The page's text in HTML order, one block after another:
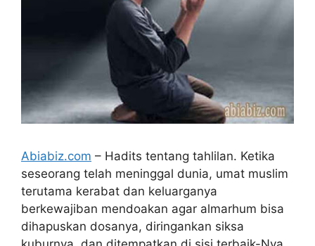
Abiabiz.com – Hadits tentang tahlilan. Ketika
seseorang telah meninggal dunia, umat muslim
terutama kerabat dan keluarganya
berkewajiban mendoakan agar almarhum bisa
dihapuskan dosanya, diringankan siksa